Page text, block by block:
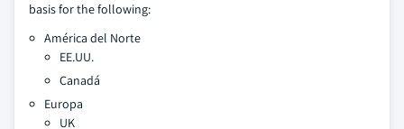
basis for the following:
América del Norte
EE.UU.
Canadá
Europa
UK